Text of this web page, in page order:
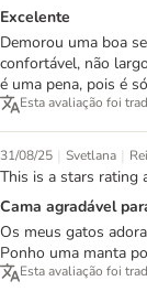
Excelente
Demorou uma boa
confortável, não
é uma pena, pois é
Esta avaliação foi
31/08/25 | Svetlana |
This is a stars rating
Cama agradável
Os meus gatos
Ponho uma manta
Esta avaliação foi